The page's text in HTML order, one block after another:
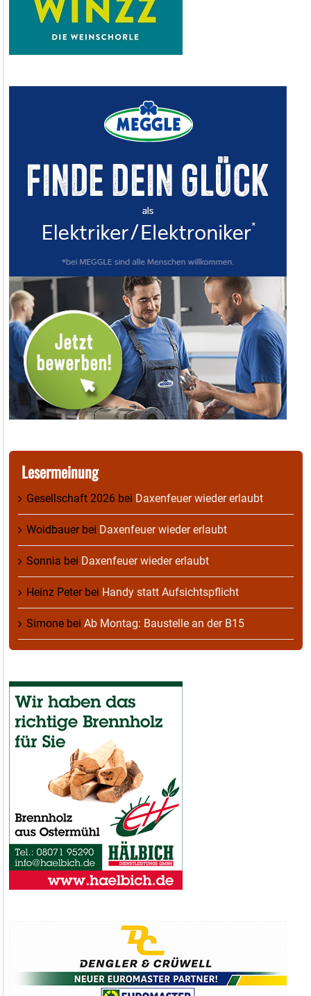
Lesermeinung
Gesellschaft 2026 bei Daxenfeuer wieder erlaubt
Woidbauerbei Daxenfeuer wieder erlaubt
Sonnia bei Daxenfeuer wieder erlaubt
Heinz Peterbei Handy statt Aufsichtspflicht
Simone bei Ab Montag: Baustelle an der B15